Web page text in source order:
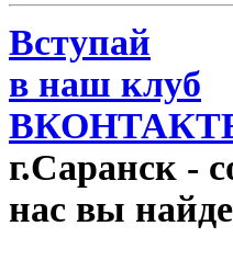
Вступай
в наш клуб
г.Саранск -
нас вы